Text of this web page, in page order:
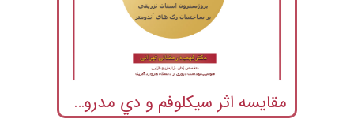
مقايسه اثر سيكلوفم و دي مدروكسي پروژسترون استات تزريقي بر ساختمان رگ هاي آندومتر